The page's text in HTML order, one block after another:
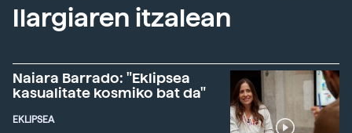
Ilargiaren itzalean
Naiara Barrado: "Eklipsea
kasualitate kosmiko bat da"
EKLIPSEA